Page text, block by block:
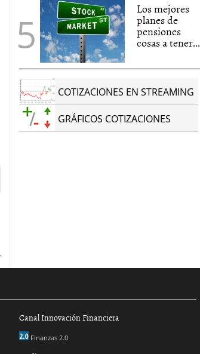
Los mejores
planes de
pensiones
cosas a tener...
COTIZACIONES EN STREAMING
GRÁFICOS COTIZACIONES
Canal Innovación Financiera
Finanzas 2.0